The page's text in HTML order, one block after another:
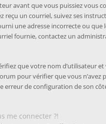
avant que vous puissiez vous
reçu un courriel, suivez ses
une adresse incorrecte ou que
fournie, contactez un
que votre nom d’utilisateur
pour vérifier que vous n’avez
de configuration de son
me connecter ?!